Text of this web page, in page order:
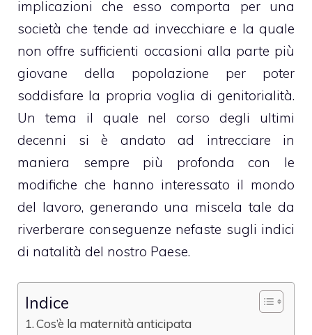
implicazioni che esso comporta per una
società che tende ad invecchiare e la quale
non offre sufficienti occasioni alla parte più
giovane della popolazione per poter
soddisfare la propria voglia di genitorialità.
Un tema il quale nel corso degli ultimi
decenni si è andato ad intrecciare in
maniera sempre più profonda con le
modifiche che hanno interessato il mondo
del lavoro, generando una miscela tale da
riverberare conseguenze nefaste sugli indici
di natalità del nostro Paese.
Indice
Cos’è la maternità anticipata